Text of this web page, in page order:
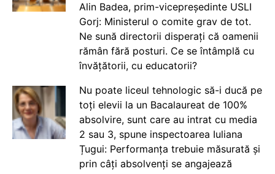
Alin Badea, prim-vicepreședinte USLI
Gorj: Ministerul o comite grav de tot.
Ne sună directorii disperați că oamenii
rămân fără posturi. Ce se întâmplă cu
învățătorii, cu educatorii?
Nu poate liceul tehnologic să-i ducă pe
toți elevii la un Bacalaureat de 100%
absolvire, sunt care au intrat cu media
2 sau 3, spune inspectoarea Iuliana
Țugui: Performanța trebuie măsurată și
prin câți absolvenți se angajează